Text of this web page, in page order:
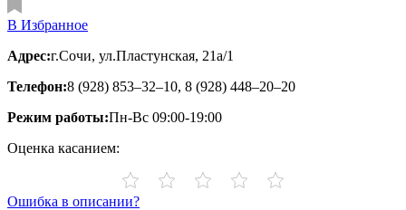
В Избранное
Адрес:г.Сочи, ул.​Пластунская, 21а/1
Телефон:8 (928) 853‒32‒10, 8 (928) 448‒20‒20
Режим работы:Пн-Вс 09:00-19:00
Оценка касанием:
Ошибка в описании?